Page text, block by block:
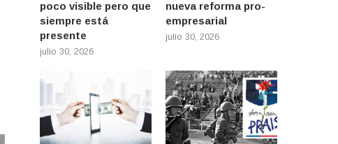
poco visible pero que
siempre está
presente
julio 30, 2026
nueva reforma pro-
empresarial
julio 30, 2026